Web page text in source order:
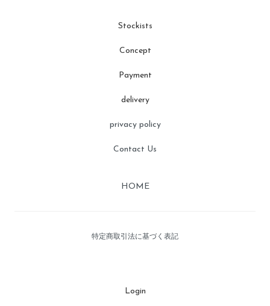
Stockists
Concept
Payment
delivery
privacy policy
Contact Us
HOME
特定商取引法に基づく表記
Login